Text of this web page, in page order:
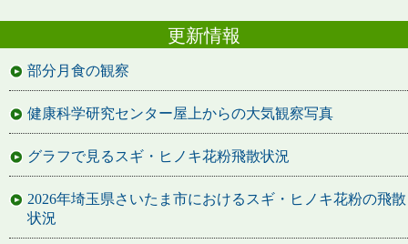
更新情報
部分月食の観察
健康科学研究センター屋上からの大気観察写真
グラフで見るスギ・ヒノキ花粉飛散状況
2026年埼玉県さいたま市におけるスギ・ヒノキ花粉の飛散
状況